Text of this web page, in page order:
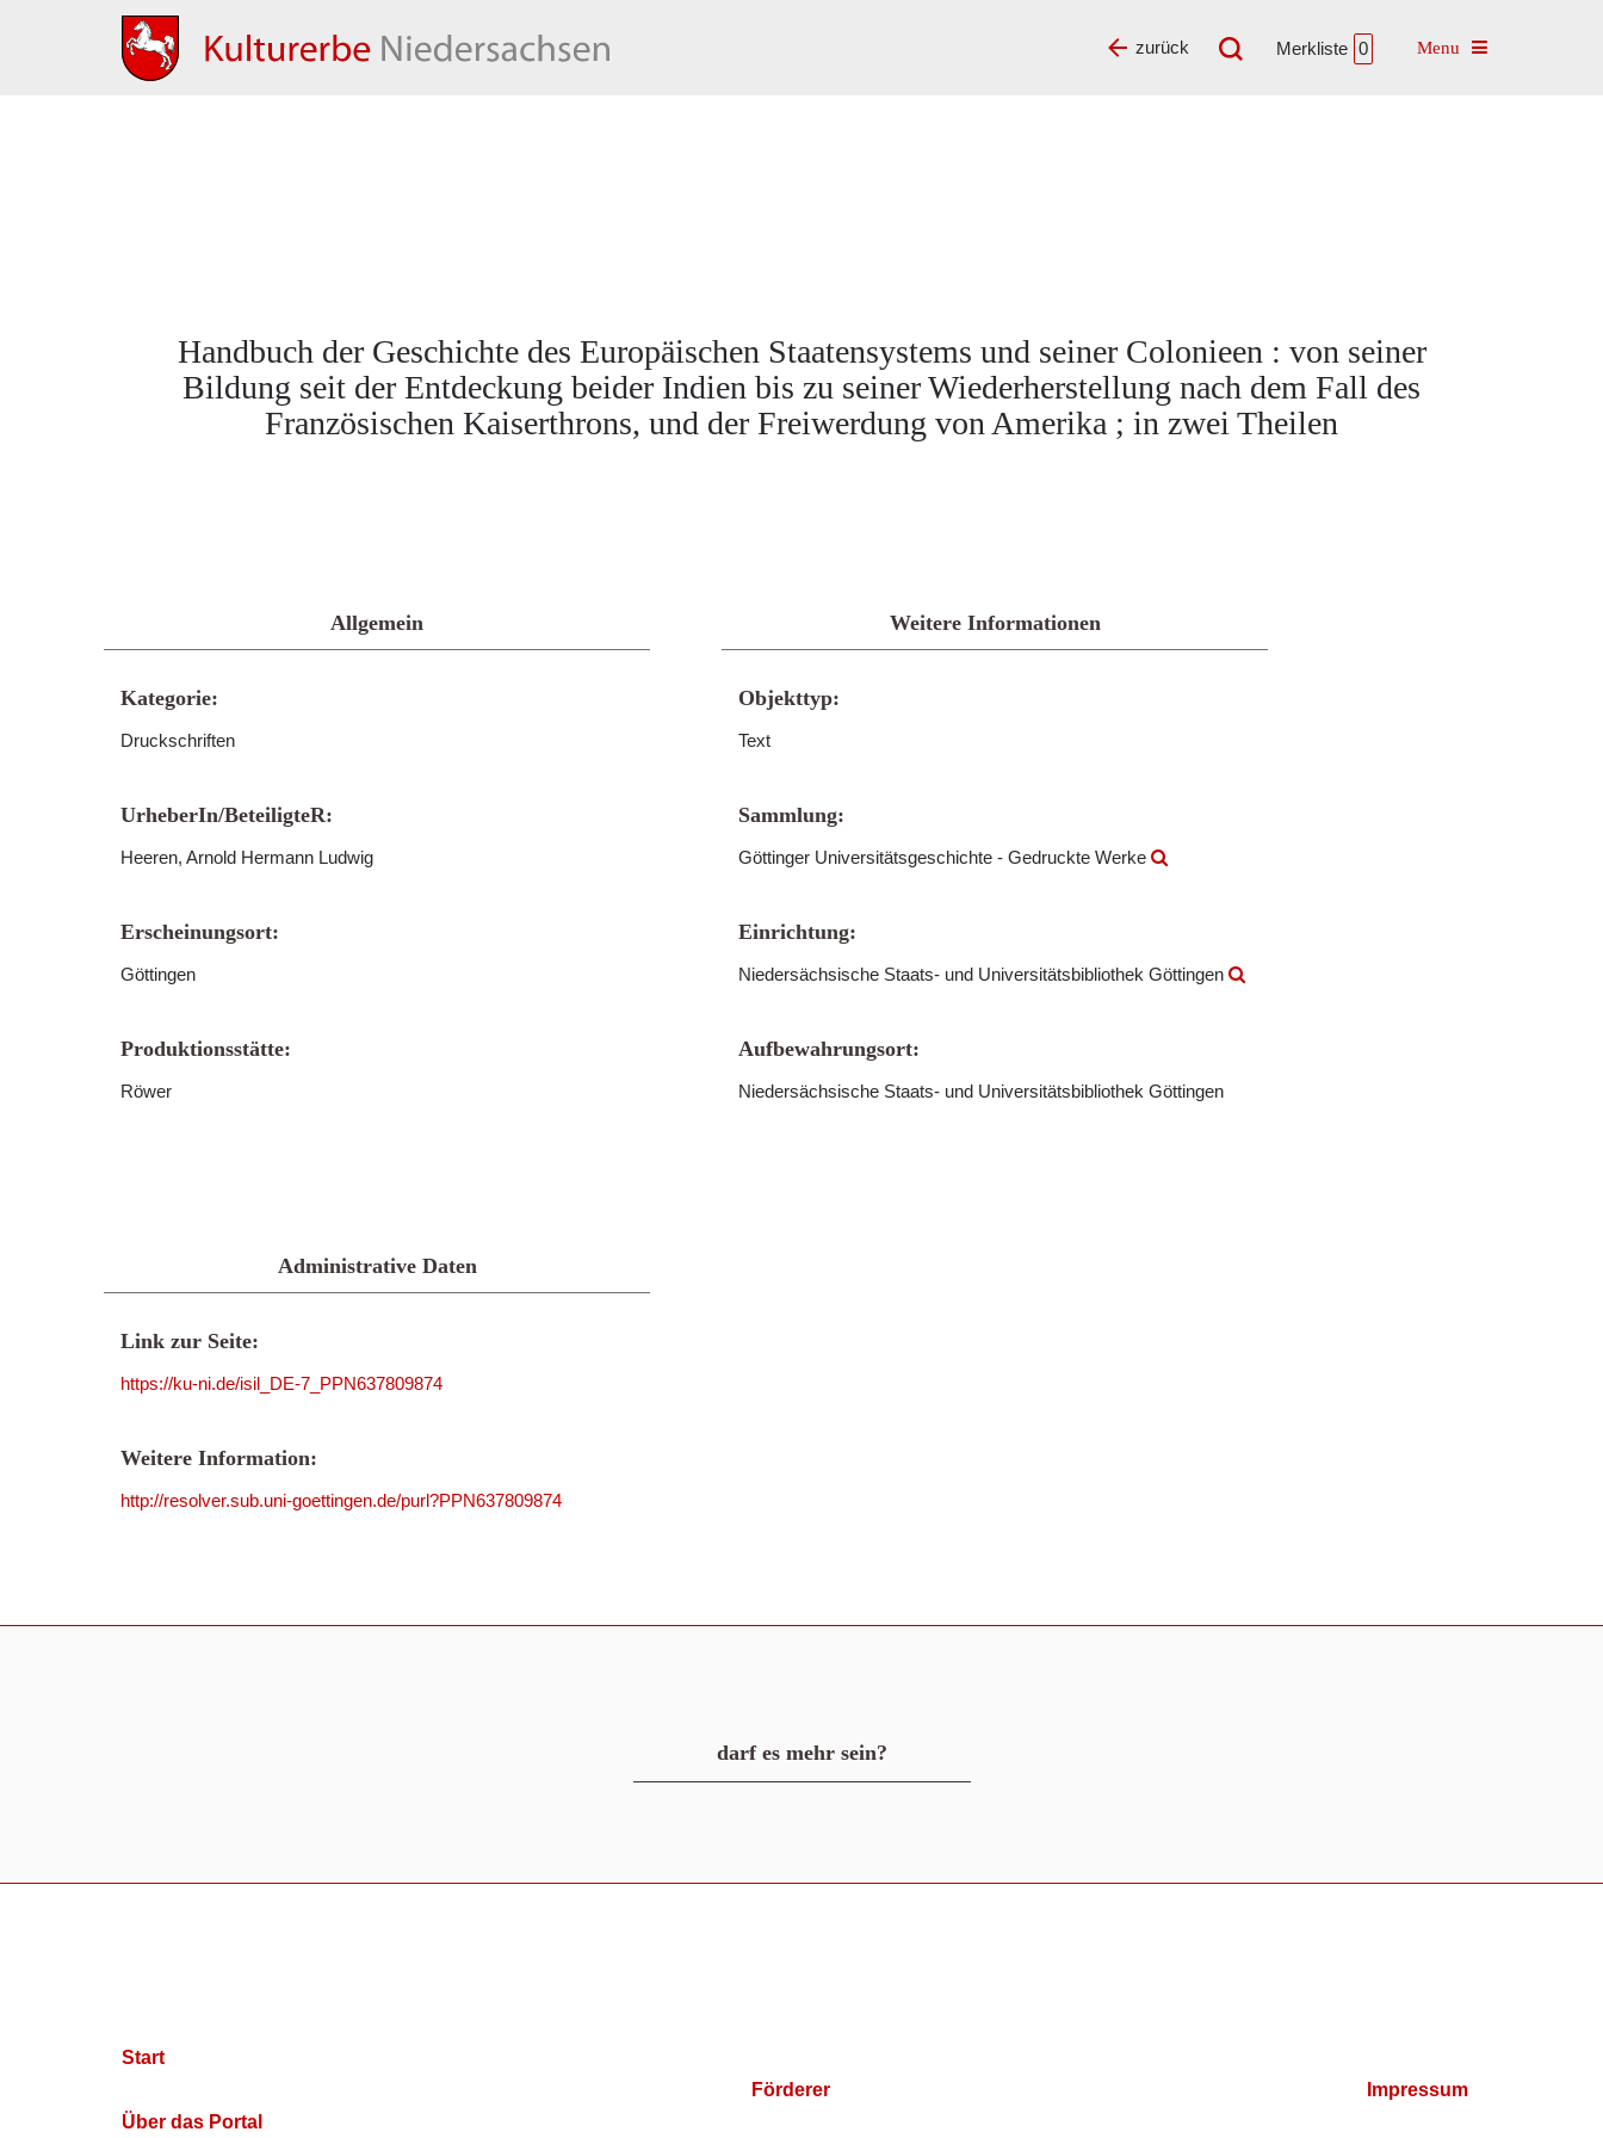
Merkliste 0 Toggle navigation
zurück
Handbuch der Geschichte des Europäischen Staatensystems und seiner Colonieen : von seiner
Bildung seit der Entdeckung beider Indien bis zu seiner Wiederherstellung nach dem Fall des
Französischen Kaiserthrons, und der Freiwerdung von Amerika ; in zwei Theilen
Allgemein
Kategorie:
Druckschriften
UrheberIn/BeteiligteR:
Heeren, Arnold Hermann Ludwig
Erscheinungsort:
Göttingen
Produktionsstätte:
Röwer
Weitere Informationen
Objekttyp:
Text
Sammlung:
Göttinger Universitätsgeschichte - Gedruckte Werke
Einrichtung:
Niedersächsische Staats- und Universitätsbibliothek Göttingen
Aufbewahrungsort:
Niedersächsische Staats- und Universitätsbibliothek Göttingen
Administrative Daten
Link zur Seite:
https://ku-ni.de/isil_DE-7_PPN637809874
Weitere Information:
http://resolver.sub.uni-goettingen.de/purl?PPN637809874
darf es mehr sein?
Start
Über das Portal
Förderer Impressum